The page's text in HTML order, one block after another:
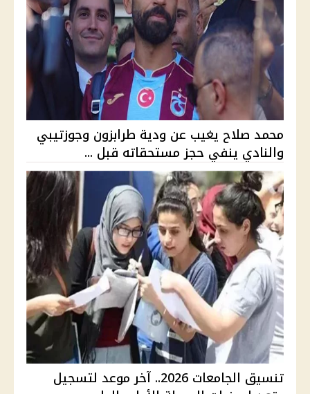
محمد صلاح يغيب عن ودية طرابزون وجوزتيبي
والنادي ينفي حجز مستحقاته قبل ...
تنسيق الجامعات 2026.. آخر موعد لتسجيل